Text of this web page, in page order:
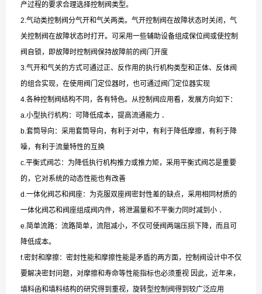
产过程的要求合理选择控制阀类型。
2.气动类控制阀分气开和气关两类。气开控制阀在故障状态时关闭，气
关控制阀在故障状态时打开。可采用一些辅助设备组成保位阀或使控制
阀自锁，即故障时控制阀保持故障前的阀门开度
3.气开和气关的方式可通过正、反作用的执行机构类型和正体、反体阀
的组合实现，在使用阀门定位器时，也可通过阀门定位器实现
4.各种控制阀结构不同，各有特色。从控制阀应用看，发展方向如下：
a.小型执行机构：可降低成本，提高流通能力 ．
b.套筒导向：采用套筒导向，有利于对中，有利于降低摩擦，有利于降
噪，有利于流量特性的互换
c.平衡式阀芯：为降低执行机构推力或推力矩，采用平衡式阀芯是重要
的，它对系统的动态性能也有改善
d.一体化阀芯和阀座：为克服双座阀密封性差的缺点，采用相同材质的
一体化阀芯和阀座组成阀内件，将泄漏量和不平衡力同时减到小 ．
e.简单流路：流路简单，流阻减小，不仅可使阀两端压损下降，而且可
降低成本。
f.密封和摩擦：密封性能和摩擦性能是矛盾的两方面，控制阀设计中不仅
要解决密封问题，对摩擦和寿命等性能指标也必须重视 因此，近年来，
填料函和填料结构的研究得到重视，旋转型控制阀得到较广泛应用